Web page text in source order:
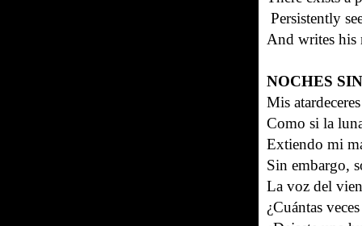
Persistently
And writes his
NOCHES
Mis
Como si la
Extiendo mi
Sin embargo,
La voz del
¿Cuántas